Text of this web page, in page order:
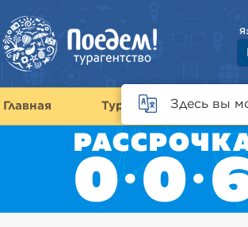
Здесь вы
Главная Туры Страны